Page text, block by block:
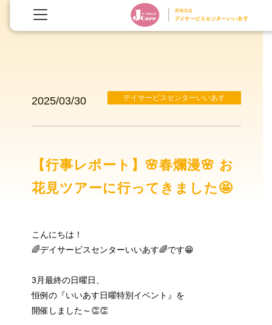
2025/03/30 デイサービスセンターいいあす
【行事レポート】🌸春爛漫🌸 お
花見ツアーに行ってきました🤩
こんにちは！
🌈デイサービスセンターいいあす🌈です😁
3月最終の日曜日、
恒例の『いいあす日曜特別イベント』を
開催しました～👏👏